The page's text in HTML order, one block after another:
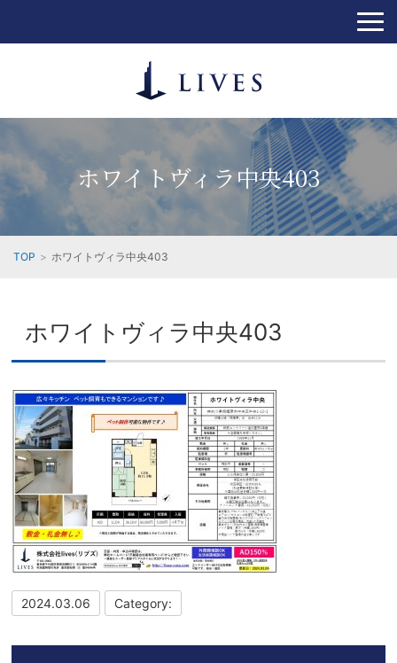
ホワイトヴィラ中央403
TOP ホワイトヴィラ中央403
ホワイトヴィラ中央403
2024.03.06 Category: